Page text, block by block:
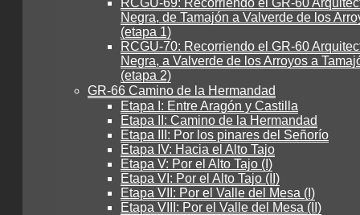
Negra, de Tamajón a Valverde de los
(etapa 1)
RCGU-70: Recorriendo el GR-60
Negra, a Valverde de los Arroyos a
(etapa 2)
GR-66 Camino de la Hermandad
Etapa I: Entre Aragón y Castilla
Etapa II: Camino de la Hermandad
Etapa III: Por los pinares del Señorío
Etapa IV: Hacia el Alto Tajo
Etapa V: Por el Alto Tajo (I)
Etapa VI: Por el Alto Tajo (II)
Etapa VII: Por el Valle del Mesa (I)
Etapa VIII: Por el Valle del Mesa (II)